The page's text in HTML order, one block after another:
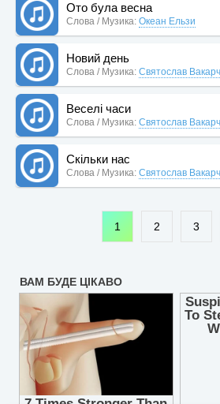
Ото була весна
Слова / Музика: Океан Ельзи
Новий день
Слова / Музика: Святослав
Веселі часи
Слова / Музика: Святослав
Скільки нас
Слова / Музика: Святослав
1 2 3